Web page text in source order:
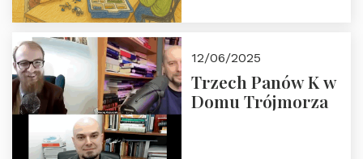
Fundacji
12/06/2025
Trzech Panów K w
Domu Trójmorza